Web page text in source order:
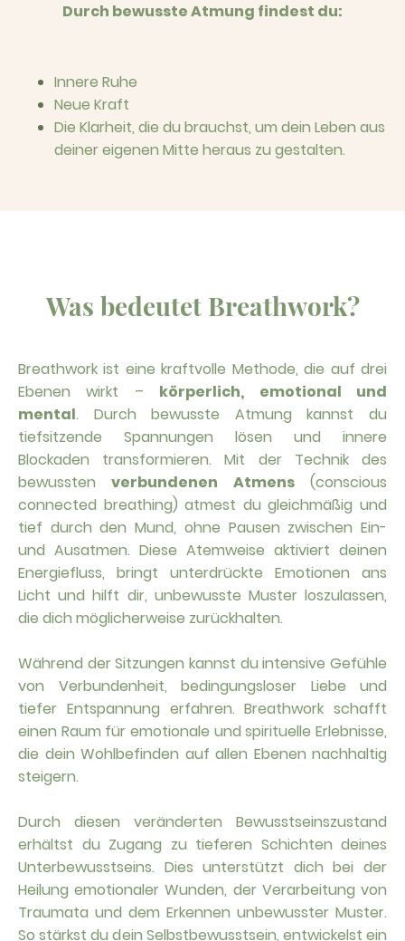
Durch bewusste Atmung findest du:
Innere Ruhe
Neue Kraft
Die Klarheit, die du brauchst, um dein Leben aus
deiner eigenen Mitte heraus zu gestalten.
Was bedeutet Breathwork?
Breathwork ist eine kraftvolle Methode, die auf drei
Ebenen wirkt – körperlich, emotional und
mental. Durch bewusste Atmung kannst du
tiefsitzende Spannungen lösen und innere
Blockaden transformieren. Mit der Technik des
bewusstenverbundenen Atmens(conscious
connected breathing) atmest du gleichmäßig und
tief durch den Mund, ohne Pausen zwischen Ein-
und Ausatmen. Diese Atemweise aktiviert deinen
Energiefluss, bringt unterdrückte Emotionen ans
Licht und hilft dir, unbewusste Muster loszulassen,
die dich möglicherweise zurückhalten.
Während der Sitzungen kannst du intensive Gefühle
von Verbundenheit, bedingungsloser Liebe und
tiefer Entspannung erfahren. Breathwork schafft
einen Raum für emotionale und spirituelle Erlebnisse,
die dein Wohlbefinden auf allen Ebenen nachhaltig
steigern.
Durch diesen veränderten Bewusstseinszustand
erhältst du Zugang zu tieferen Schichten deines
Unterbewusstseins. Dies unterstützt dich bei der
Heilung emotionaler Wunden, der Verarbeitung von
Traumata und dem Erkennen unbewusster Muster.
So stärkst du dein Selbstbewusstsein, entwickelst ein